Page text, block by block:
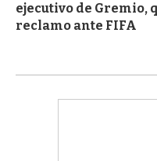
ejecutivo de Gremio,
reclamo ante FIFA